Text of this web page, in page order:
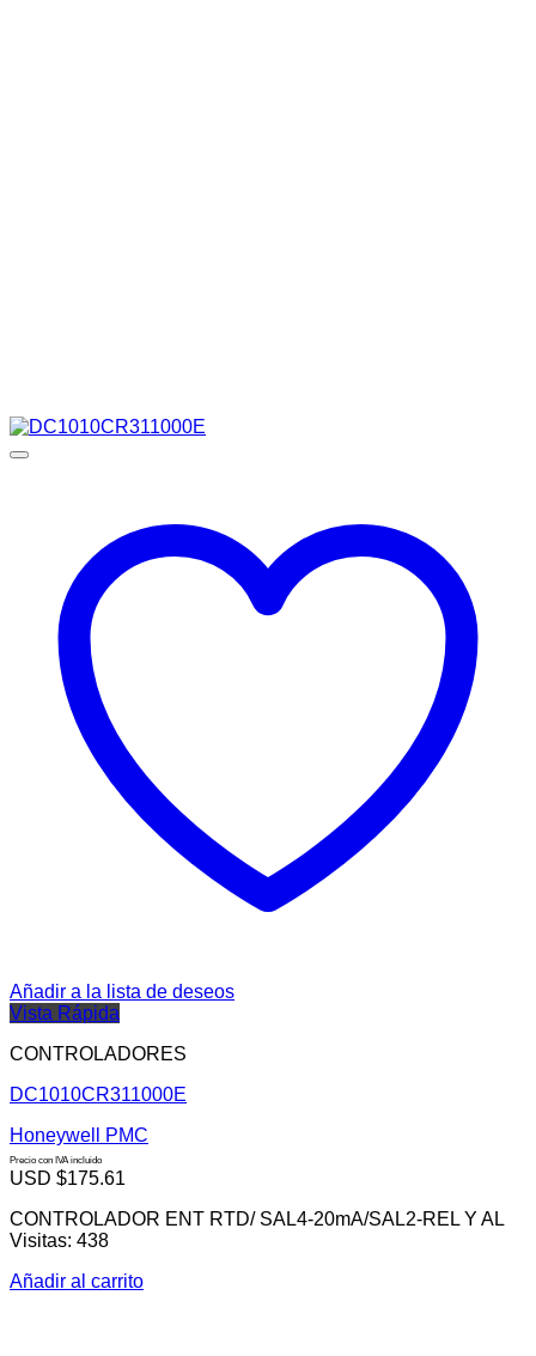
Añadir a la lista de deseos
Vista Rápida
CONTROLADORES
DC1010CR311000E
Honeywell PMC
Precio con IVA incluido
USD $175.61
CONTROLADOR ENT RTD/ SAL4-20mA/SAL2-REL Y AL
Visitas: 438
Añadir al carrito